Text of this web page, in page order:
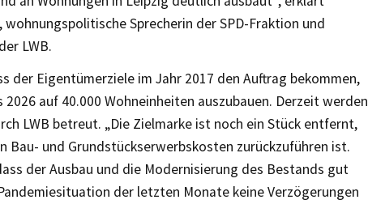
Sprecherin der SPD-Fraktion und
LWB.
der Eigentümerziele im Jahr 2017 den Auftrag bekommen,
auf 40.000 Wohneinheiten auszubauen. Derzeit werden
LWB betreut. „Die Zielmarke ist noch ein Stück entfernt,
Bau- und Grundstückserwerbskosten zurückzuführen ist.
der Ausbau und die Modernisierung des Bestands gut
der letzten Monate keine Verzögerungen